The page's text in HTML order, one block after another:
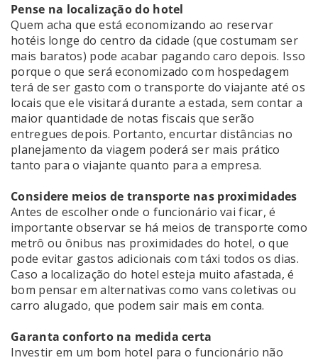
Pense na localização do hotel
Quem acha que está economizando ao reservar
hotéis longe do centro da cidade (que costumam ser
mais baratos) pode acabar pagando caro depois. Isso
porque o que será economizado com hospedagem
terá de ser gasto com o transporte do viajante até os
locais que ele visitará durante a estada, sem contar a
maior quantidade de notas fiscais que serão
entregues depois. Portanto, encurtar distâncias no
planejamento da viagem poderá ser mais prático
tanto para o viajante quanto para a empresa.
Considere meios de transporte nas proximidades
Antes de escolher onde o funcionário vai ficar, é
importante observar se há meios de transporte como
metrô ou ônibus nas proximidades do hotel, o que
pode evitar gastos adicionais com táxi todos os dias.
Caso a localização do hotel esteja muito afastada, é
bom pensar em alternativas como vans coletivas ou
carro alugado, que podem sair mais em conta.
Garanta conforto na medida certa
Investir em um bom hotel para o funcionário não